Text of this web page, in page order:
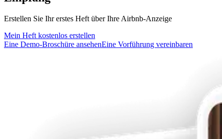
Erstellen Sie Ihr erstes Heft über Ihre Airbnb-Anzeige
Mein Heft kostenlos erstellen
Eine Demo-Broschüre ansehenEine Vorführung vereinbaren